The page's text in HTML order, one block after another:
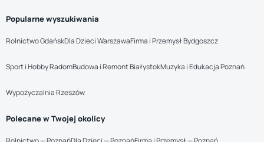
Popularne wyszukiwania
Rolnictwo GdańskDla Dzieci WarszawaFirma i Przemysł Bydgoszcz
Sport i Hobby RadomBudowa i Remont BiałystokMuzyka i Edukacja Poznań
Wypożyczalnia Rzeszów
Polecane w Twojej okolicy